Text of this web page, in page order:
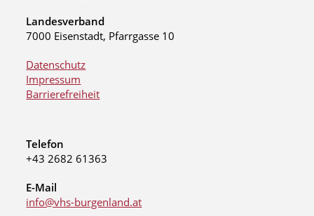
Landesverband
7000 Eisenstadt, Pfarrgasse 10
Datenschutz
Impressum
Barrierefreiheit
Telefon
+43 2682 61363
E-Mail
info@vhs-burgenland.at